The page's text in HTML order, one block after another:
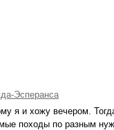
Эсперанса
я и хожу вечером.
походы по разным